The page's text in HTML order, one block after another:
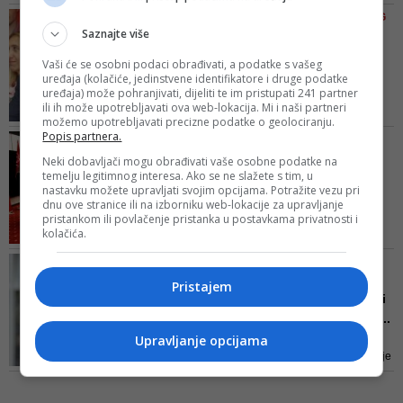
posljednje koji se odnose na
incidentnu press konferenciju i
potom reakcije u javnosti,
odgovarajući na dva ključna
PREMA PISANJU POLITIČKOG
formiranja koalicije u
Sarajevu:...
Sudeći prema pisanju političkog
magazina "Stav", izuzetno dobro
oko najveće stranke u Bošnjaka,
u SDA ovih dana vlada
uznemirenost i panika. Evo
zašto...
REAGUJU
SDP najoštrije osuđuje
napad na Envera Kazaza:
Zaš...
izražavanja u demokratskom
društvu ne smije doći u pitanje, a
društvo u kojem živimo svakim
danom sve više liči na režim koji
ne preza od ukidanja osnovnih
prava, saopćeno je iz SDP-a
Bakirov urednik me fizički
napao na Filozofskom fa...
Moram priznati da sam
ljubomoran na Latića. Po čemu je
to on bolji da ga napada trenirani
Saznajte više
Vaši će se osobni podaci obrađivati, a podatke s vašeg
uređaja (kolačiće, jedinstvene identifikatore i druge podatke
uređaja) može pohranjivati, dijeliti te im pristupati 241 partner
ili ih može upotrebljavati ova web-lokacija. Mi i naši partneri
možemo upotrebljavati precizne podatke o geolociranju.
Popis partnera.
Neki dobavljači mogu obrađivati vaše osobne podatke na
temelju legitimnog interesa. Ako se ne slažete s tim, u
nastavku možete upravljati svojim opcijama. Potražite vezu pri
dnu ove stranice ili na izborniku web-lokacije za upravljanje
pristankom ili povlačenje pristanka u postavkama privatnosti i
kolačića.
Pristajem
Upravljanje opcijama